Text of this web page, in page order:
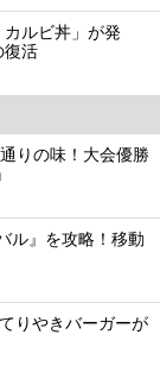
カルビ丼」が発
復活
りの味！大会優勝
ル』を攻略！移動
りやきバーガーが